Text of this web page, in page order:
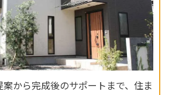
から完成後のサポートまで、住ま